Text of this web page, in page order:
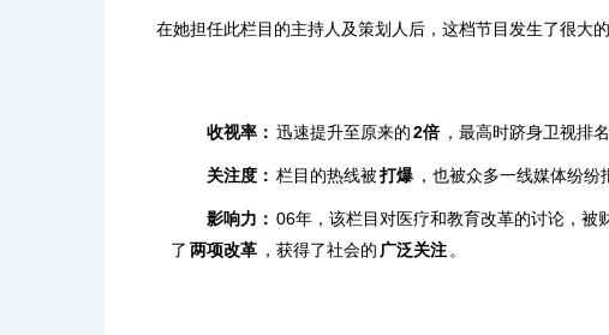
在她担任此栏目的主持人及策划人后，这档节目发生了很大的
收视率： 迅速提升至原来的2倍 ，最高时跻身卫视排名
关注度： 栏目的热线被打爆 ，也被众多一线媒体纷纷
影响力： 06年，该栏目对医疗和教育改革的讨论，被
了 两项改革 ，获得了社会的 广泛关注 。